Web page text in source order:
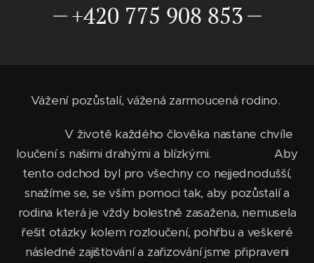
+420 775 908 853
Vážení pozůstalí, vážená zarmoucená rodino.
V životě každého člověka nastane chvíle
loučení s našimi drahými a blízkými. Aby
tento odchod byl pro všechny co nejjednodušší,
snažíme se, se vším pomoci tak, aby pozůstalí a
rodina která je vždy bolestně zasažena, nemusela
řešit otázky kolem rozloučení, pohřbu a veškeré
následné zajišťování a zařizování jsme připraveni